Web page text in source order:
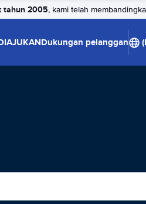
tahun 2005, kami telah
Dukungan pelanggan